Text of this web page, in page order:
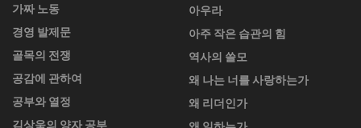
가짜 노동
경영 발제문
골목의 전쟁
공감에 관하여
공부와 열정
김상욱의 양자 공부
아우라
아주 작은 습관의 힘
역사의 쓸모
왜 나는 너를 사랑하는가
왜 리더인가